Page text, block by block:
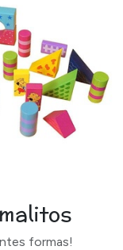
formas!